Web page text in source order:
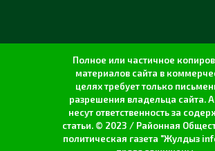
Полное или частичное
материалов сайта в
целях требует только
разрешения владельца сайта.
несут ответственность за
статьи. © 2023 / Районная
политическая газета "Жулдыз